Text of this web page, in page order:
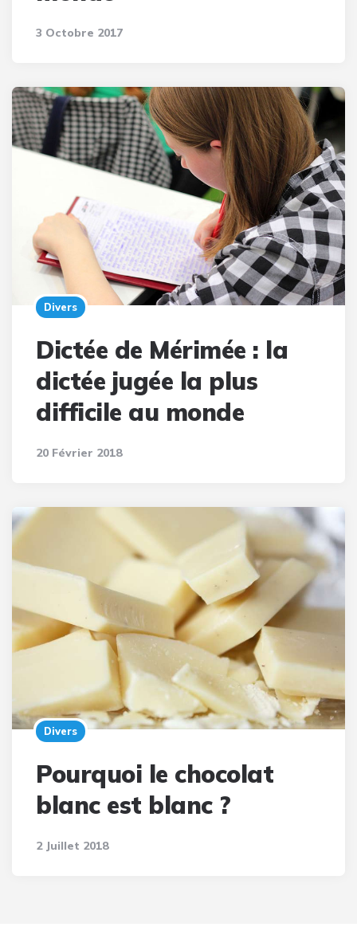
3 Octobre 2017
Divers
Dictée de Mérimée : la
dictée jugée la plus
difficile au monde
20 Février 2018
Divers
Pourquoi le chocolat
blanc est blanc ?
2 Juillet 2018